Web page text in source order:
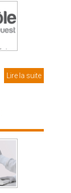
Lire la suite